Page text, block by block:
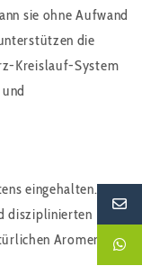
sie ohne Aufwand
die
Kreislauf-System
eingehalten. Mit
disziplinierten
Aromen und